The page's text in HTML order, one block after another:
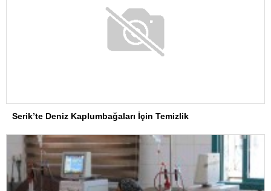
Serik’te Deniz Kaplumbağaları İçin Temizlik